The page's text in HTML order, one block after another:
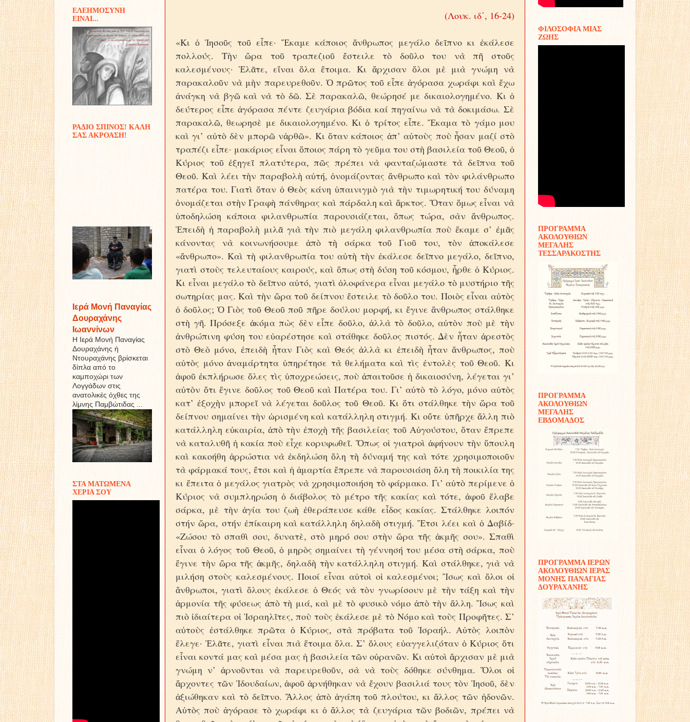
(Λουκ. ιδ΄, 16-24)
«Κι ὁ Ἰησοῦς τοῦ εἶπε· Ἔκαμε κάποιος ἄνθρωπος μεγάλο δεῖπνο κι ἐκάλεσε
πολλούς. Τὴν ὥρα τοῦ τραπεζιοῦ ἔστειλε τὸ δοῦλο του νὰ πῆ στοῦς
καλεσμένους· Ἐλᾶτε, εἴναι ὅλα ἔτοιμα. Κι ἄρχισαν ὅλοι μὲ μιὰ γνώμη νὰ
παρακαλοῦν νὰ μὴν παρευρεθοῦν. Ὁ πρῶτος τοῦ εἶπε ἀγόρασα χωράφι καὶ ἔχω
ἀνάγκη νὰ βγῶ καὶ νὰ τὸ δῶ. Σὲ παρακαλῶ, θεώρησέ με δικαιολογημένο. Κι ὁ
δεύτερος εἶπε ἀγόρασα πέντε ζευγάρια βόδια καί πηγαίνω νὰ τὰ δοκιμάσω. Σὲ
παρακαλῶ, θεωρησὲ με δικαιολογημένο. Κι ὁ τρίτος εἶπε. Ἔκαμα τὸ γάμο μου
καὶ γι’ αὐτὸ δὲν μπορῶ νἀρθῶ». Κι ὅταν κάποιος ἀπ’ αὐτοὺς ποὺ ἦσαν μαζί στὸ
τραπέζι εἶπε· μακάριος εἶναι ὅποιος πάρη τὸ γεῦμα του στὴ βασιλεία τοῦ Θεοῦ, ὁ
Κύριος τοῦ ἐξηγεῖ πλατύτερα, πῶς πρέπει νὰ φανταζώμαστε τὰ δεῖπνα τοῦ
Θεοῦ. Καὶ λέει τὴν παραβολὴ αὐτή, ὀνομάζοντας ἄνθρωπο καὶ τὸν φιλάνθρωπο
πατέρα του. Γιατὶ ὅταν ὁ Θεὸς κάνη ὑπαινιγμὸ γιὰ τὴν τιμωρητική του δύναμη
ὀνομάζεται στὴν Γραφὴ πάνθηρας καὶ πάρδαλη καὶ ἄρκτος. Ὅταν ὅμως εἶναι νὰ
ὑποδηλώση κάποια φιλανθρωπία παρουσιάζεται, ὅπως τώρα, σὰν ἄνθρωπος.
Ἐπειδὴ ἡ παραβολὴ μιλᾶ γιὰ τὴν πιὸ μεγάλη φιλανθρωπία ποὺ ἔκαμε σ’ ἐμᾶς
κάνοντας νὰ κοινωνήσουμε ἀπὸ τὴ σάρκα τοῦ Γιοῦ του, τὸν ἀποκάλεσε
«ἄνθρωπο». Καὶ τὴ φιλανθρωπία του αὐτὴ τὴν ἐκάλεσε δεῖπνο μεγάλο, δεῖπνο,
γιατὶ στοὺς τελευταίους καιρούς, καὶ ὅπως στὴ δύση τοῦ κόσμου, ἦρθε ὁ Κύριος.
Κι εἶναι μεγάλο τὸ δεῖπνο αὐτό, γιατὶ ὀλοφάνερα εἶναι μεγάλο τὸ μυστήριο τῆς
σωτηρίας μας. Καὶ τὴν ὥρα τοῦ δείπνου ἔστειλε τὸ δοῦλο του. Ποιὸς εἶναι αὐτὸς
ὁ δοῦλος; Ὁ Γιὸς τοῦ Θεοῦ ποῦ πῆρε δούλου μορφή, κι ἔγινε ἄνθρωπος στάλθηκε
στὴ γῆ. Πρόσεξε ἀκόμα πὼς δὲν εἶπε δοῦλο, ἀλλὰ τὸ δοῦλο, αὐτὸν ποὺ μὲ τὴν
ἀνθρώπινη φύση του εὐαρέστησε καὶ στάθηκε δοῦλος πιστός. Δὲν ἦταν ἀρεστὸς
στὸ Θεὸ μόνο, ἐπειδὴ ἦταν Γιὸς καὶ Θεός ἀλλὰ κι ἐπειδὴ ἦταν ἄνθρωπος, ποὺ
αὐτὸς μόνο ἀναμάρτητα ὑπηρέτησε τὰ θελήματα καὶ τὶς ἐντολὲς τοῦ Θεοῦ. Κι
ἀφοῦ ἐκπλήρωσε ὅλες τὶς ὑποχρεώσεις, ποὺ ἀπαιτοῦσε ἡ δικαιοσύνη, λέγεται γι’
αὐτὸν ὅτι ἔγινε δοῦλος τοῦ Θεοῦ καὶ Πατέρα του. Γι’ αὐτὸ τὸ λόγο, μόνο αὐτὸς
κατ’ ἐξοχὴν μπορεῖ νὰ λέγεται δοῦλος τοῦ Θεοῦ. Κι ὅτι στάλθηκε τὴν ὥρα τοῦ
δείπνου σημαίνει τὴν ὡρισμένη καὶ κατάλληλη στιγμή. Κι οὔτε ὑπῆρχε ἄλλη πιὸ
κατάλληλη εὐκαιρία, ἀπὸ τὴν ἐποχὴ τῆς βασιλείας τοῦ Αὐγούστου, ὅταν ἔπρεπε
νὰ καταλυθῆ ἡ κακία ποὺ εἶχε κορυφωθεῖ. Ὅπως οἱ γιατροὶ ἀφήνουν τὴν ὕπουλη
καὶ κακοήθη ἀρρώστια νὰ ἐκδηλώση ὅλη τὴ δύναμή της καὶ τότε χρησιμοποιοῦν
τὰ φάρμακά τους, ἔτσι καὶ ἡ ἁμαρτία ἔπρεπε νὰ παρουσιάση ὅλη τὴ ποικιλία της
κι ἔπειτα ὁ μεγάλος γιατρὸς νὰ χρησιμοποιήση τὸ φάρμακο. Γι’ αὐτὸ περίμενε ὁ
Κύριος νὰ συμπληρώση ὁ διάβολος τὸ μέτρο τῆς κακίας καὶ τότε, ἀφοῦ ἔλαβε
σάρκα, μὲ τὴν ἁγία του ζωὴ ἐθεράπευσε κάθε εἶδος κακίας. Στάλθηκε λοιπόν
στήν ὥρα, στήν ἐπίκαιρη καὶ κατάλληλη δηλαδὴ στιγμή. Ἔτσι λέει καὶ ὁ Δαβίδ·
«Ζώσου τὸ σπαθὶ σου, δυνατὲ, στὸ μηρό σου στὴν ὥρα τῆς ἀκμῆς σου». Σπαθὶ
εἶναι ὁ λόγος τοῦ Θεοῦ, ὁ μηρὸς σημαίνει τὴ γέννησή του μέσα στὴ σάρκα, ποὺ
ἔγινε τὴν ὥρα τῆς ἀκμῆς, δηλαδὴ τὴν κατάλληλη στιγμή. Καὶ στάλθηκε, γιὰ νὰ
μιλήση στοὺς καλεσμένους. Ποιοί εἶναι αὐτοὶ οἱ καλεσμένοι; Ἴσως καὶ ὅλοι οἱ
ἄνθρωποι, γιατὶ ὅλους ἐκάλεσε ὁ Θεός νὰ τὸν γνωρίσουν μὲ τὴν τάξη καὶ τὴν
ἁρμονία τῆς φύσεως ἀπὸ τὴ μιά, καὶ μὲ τὸ φυσικὸ νόμο ἀπὸ τὴν ἄλλη. Ἴσως καὶ
πιὸ ἰδιαίτερα οἱ Ἰσραηλῖτες, ποὺ τοὺς ἐκάλεσε μὲ τὸ Νόμο καὶ τοὺς Προφῆτες. Σ’
αὐτοὺς ἐστάλθηκε πρῶτα ὁ Κύριος, στὰ πρόβατα τοῦ Ἰσραήλ. Αὐτὸς λοιπὸν
ἔλεγε· Ἐλᾶτε, γιατὶ εἶναι πιὰ ἕτοιμα ὅλα. Σ’ ὅλους εὐαγγελιζόταν ὁ Κύριος ὅτι
εἶναι κοντά μας καὶ μέσα μας ἡ βασιλεία τῶν οὐρανῶν. Κι αὐτοὶ ἄρχισαν μὲ μιὰ
γνώμη ν’ ἀρνοῦνται νὰ παρευρεθοῦν, σὰ νὰ τοὺς δόθηκε σύνθημα. Ὅλοι οἰ
ἄρχοντες τῶν Ἰδουδαίων, ἀφοῦ ἀρνήθηκαν νὰ ἔχουν βασιλιά τους τὸν Ἰησοῦ, δὲν
ἀξιώθηκαν καὶ τὸ δεῖπνο. Ἄλλος ἀπὸ ἀγάπη τοῦ πλούτου, κι ἄλλος τῶν ἡδονῶν.
Αὐτὸς ποὺ ἀγόρασε τὸ χωράφι κι ὁ ἄλλος τὰ ζευγάρια τῶν βοδιῶν, πρέπει νὰ
Διακονίες
Δημοτικό Δουραχάνης
Παιδικές αναμνήσεις
EΛΕΗΜΟΣΥΝΗ
ΕIΝΑΙ...
ΡΑΔΙΟ ΣΠΙΝΟΣ! ΚΑΛΗ
ΣΑΣ ΑΚΡΟΑΣΗ!
Ιερά Μονή Παναγίας
Δουραχάνης
Ιωαννίνων
Η Ιερά Μονή Παναγίας
Δουραχάνης ή
Ντουραχάνης βρίσκεται
δίπλα από το
καμποχώρι των
Λογγάδων στις
ανατολικές όχθες της
λίμνης Παμβώτιδας ...
ΣΤΑ ΜΑΤΩΜΕΝΑ
ΧΕΡΙΑ ΣΟΥ
ΦΙΛΟΣΟΦΙΑ ΜΙΑΣ
ΖΩΗΣ
ΠΡΟΓΡΑΜΜΑ
ΑΚΟΛΟΥΘΙΩΝ
ΜΕΓΑΛΗΣ
ΤΕΣΣΑΡΑΚΟΣΤΗΣ
ΠΡΟΓΡΑΜΜΑ
ΑΚΟΛΟΥΘΙΩΝ
ΜΕΓΑΛΗΣ
ΕΒΔΟΜΑΔΟΣ
ΠΡΟΓΡΑΜΜΑ ΙΕΡΩΝ
ΑΚΟΛΟΥΘΙΩΝ ΙΕΡΑΣ
ΜΟΝΗΣ ΠΑΝΑΓΙΑΣ
ΔΟΥΡΑΧΑΝΗΣ